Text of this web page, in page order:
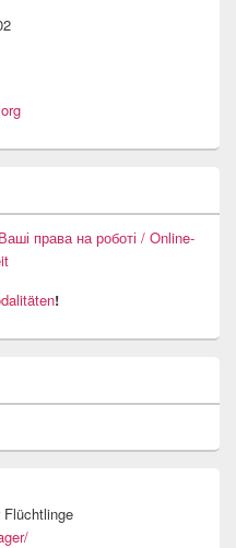
права на роботі / Online-
!